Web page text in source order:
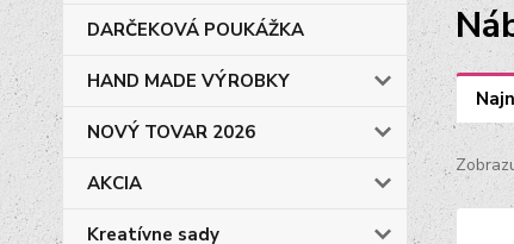
DARČEKOVÁ POUKÁŽKA
HAND MADE VÝROBKY
NOVÝ TOVAR 2026
AKCIA
Kreatívne sady